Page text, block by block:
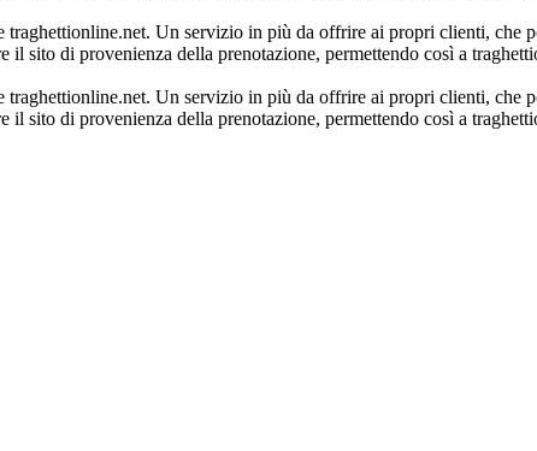
Un servizio in più da offrire ai propri clienti, che
sito di provenienza della prenotazione, permettendo così a
Un servizio in più da offrire ai propri clienti, che
sito di provenienza della prenotazione, permettendo così a